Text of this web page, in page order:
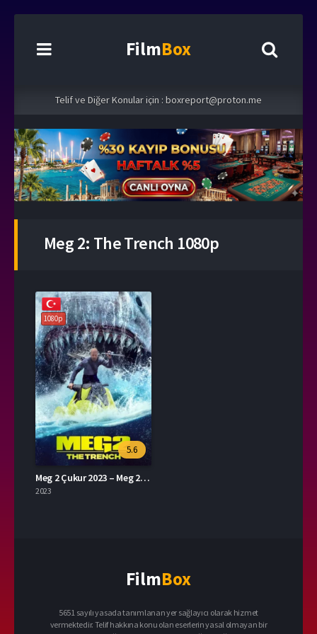
FilmBox
Telif ve Diğer Konular için : boxreport@proton.me
Meg 2: The Trench 1080p
1080p
5.6
Meg 2 Çukur 2023 – Meg 2: The Trench 1080p Turkce Dublaj izle
2023
FilmBox
5651 sayılı yasada tanımlanan yer sağlayıcı olarak hizmet
vermektedir. Telif hakkına konu olan eserlerin yasal olmayan bir